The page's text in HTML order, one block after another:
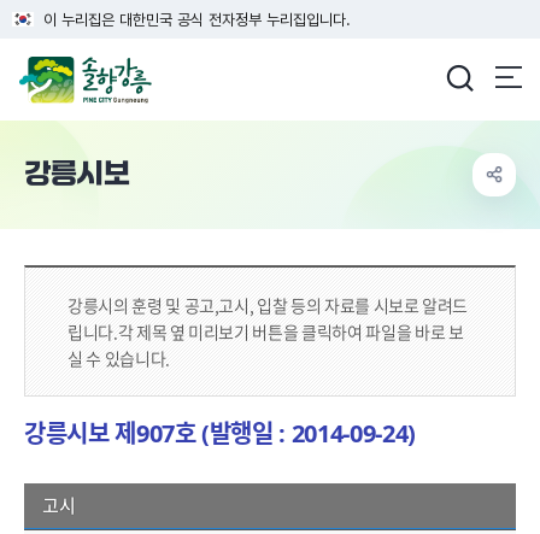
이 누리집은 대한민국 공식 전자정부 누리집입니다.
강릉시보
강릉시의 훈령 및 공고,고시, 입찰 등의 자료를 시보로 알려드
립니다.각 제목 옆 미리보기 버튼을 클릭하여 파일을 바로 보
실 수 있습니다.
강릉시보 제907호 (발행일 : 2014-09-24)
고시